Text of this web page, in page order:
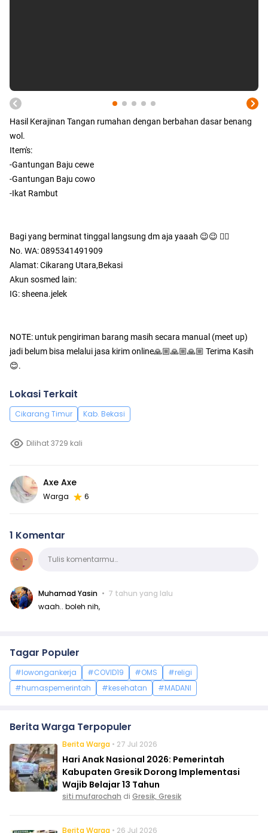
Hasil Kerajinan Tangan rumahan dengan berbahan dasar benang
wol.
Item's:
-Gantungan Baju cewe
-Gantungan Baju cowo
-Ikat Rambut
Bagi yang berminat tinggal langsung dm aja yaaah 😉😉 👇🏻
No. WA: 0895341491909
Alamat: Cikarang Utara,Bekasi
Akun sosmed lain:
IG: sheena.jelek
NOTE: untuk pengiriman barang masih secara manual (meet up)
jadi belum bisa melalui jasa kirim online🙏🏼🙏🏼🙏🏼 Terima Kasih
😊.
Lokasi Terkait
Cikarang Timur Kab. Bekasi
Dilihat 3729 kali
Axe Axe
Warga 6
1 Komentar
KomentarTulis komentarmu…
Muhamad Yasin
7 tahun yang lalu
waah.. boleh nih,
Tagar Populer
#lowongankerja #COVID19 #OMS
#religi
#humaspemerintah
#kesehatan #MADANI
Berita Warga Terpopuler
Berita Warga • 27 Jul 2026
Hari Anak Nasional 2026: Pemerintah
Kabupaten Gresik Dorong Implementasi
Wajib Belajar 13 Tahun
siti mufarochah di Gresik, Gresik
Berita Warga • 26 Jul 2026